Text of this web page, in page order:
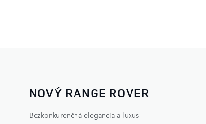
NOVÝ RANGE ROVER
Bezkonkurenčná elegancia a luxus